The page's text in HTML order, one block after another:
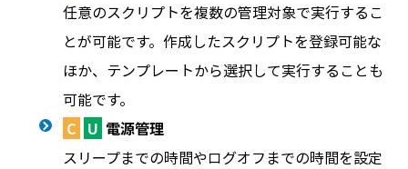
任意のスクリプトを複数の管理対象で実行するこ
とが可能です。作成したスクリプトを登録可能な
ほか、テンプレートから選択して実行することも
可能です。
C U 電源管理
スリープまでの時間やログオフまでの時間を設定